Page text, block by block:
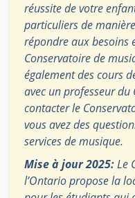
réussite de votre
particuliers de
répondre aux besoins
Conservatoire de
également des cours
avec un professeur du
contacter le
vous avez des
services de musique.
Mise à jour 2025:Le
l’Ontario propose la